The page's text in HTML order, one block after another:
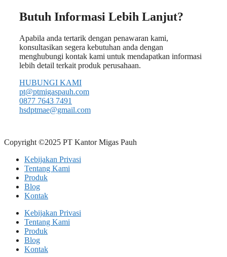
Butuh Informasi Lebih Lanjut?
Apabila anda tertarik dengan penawaran kami,
konsultasikan segera kebutuhan anda dengan
menghubungi kontak kami untuk mendapatkan informasi
lebih detail terkait produk perusahaan.
HUBUNGI KAMI
pt@ptmigaspauh.com
0877 7643 7491
hsdptmae@gmail.com
Copyright ©2025 PT Kantor Migas Pauh
Kebijakan Privasi
Tentang Kami
Produk
Blog
Kontak
Kebijakan Privasi
Tentang Kami
Produk
Blog
Kontak